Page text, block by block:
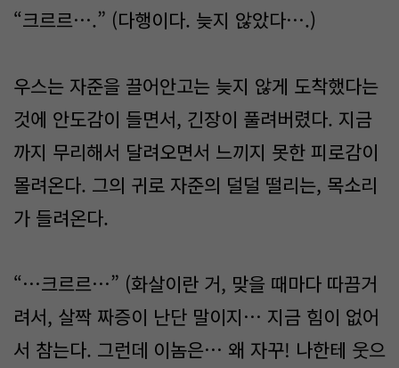
“크르르….” (다행이다. 늦지 않았다….)
우스는 자준을 끌어안고는 늦지 않게 도착했다는
것에 안도감이 들면서, 긴장이 풀려버렸다. 지금
까지 무리해서 달려오면서 느끼지 못한 피로감이
몰려온다. 그의 귀로 자준의 덜덜 떨리는, 목소리
가 들려온다.
“…크르르…” (화살이란 거, 맞을 때마다 따끔거
려서, 살짝 짜증이 난단 말이지… 지금 힘이 없어
서 참는다. 그런데 이놈은… 왜 자꾸! 나한테 웃으